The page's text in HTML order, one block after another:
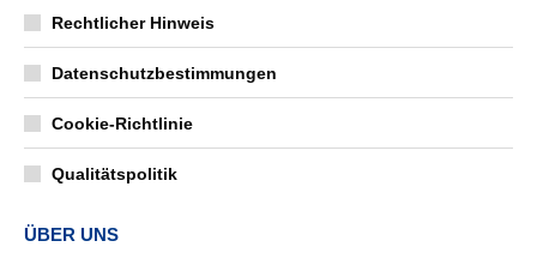
Rechtlicher Hinweis
Datenschutzbestimmungen
Cookie-Richtlinie
Qualitätspolitik
ÜBER UNS